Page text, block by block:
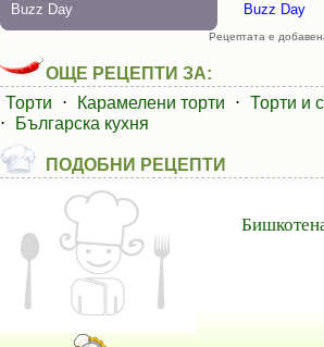
Рецептата е
ОЩЕ РЕЦЕПТИ ЗА:
Торти
⋅ Карамелени торти ⋅ Торти и
⋅
Българска кухня
ПОДОБНИ РЕЦЕПТИ